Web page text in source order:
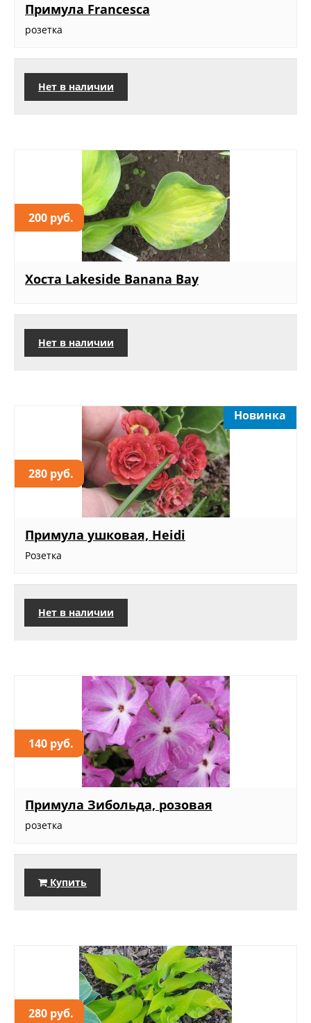
Примула Francesca
розетка
Нет в наличии
200 руб.
Хоста Lakeside Banana Bay
Нет в наличии
280 руб.
Новинка
Примула ушковая, Heidi
Розетка
Нет в наличии
140 руб.
Примула Зибольда, розовая
розетка
Купить
280 руб.